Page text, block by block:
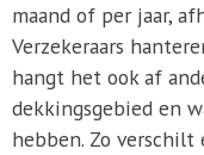
maand of per jaar,
Verzekeraars
hangt het ook af
dekkingsgebied en
hebben. Zo